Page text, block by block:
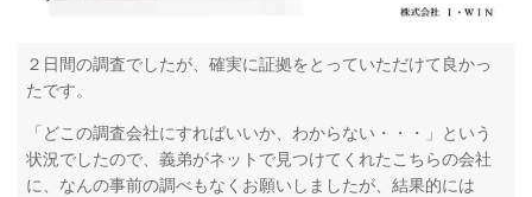
２日間の調査でしたが、確実に証拠をとっていただけて良かっ
たです。
「どこの調査会社にすればいいか、わからない・・・」という
状況でしたので、義弟がネットで見つけてくれたこちらの会社
に、なんの事前の調べもなくお願いしましたが、結果的には